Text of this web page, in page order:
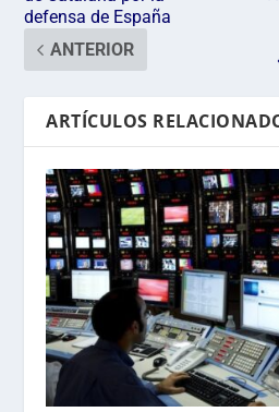
defensa de España
ANTERIOR
ARTÍCULOS